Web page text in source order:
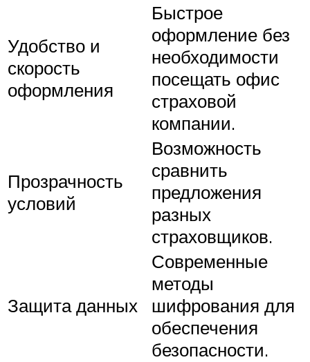
Удобство и
скорость
оформления
Быстрое
оформление без
необходимости
посещать офис
страховой
компании.
Прозрачность
условий
Возможность
сравнить
предложения
разных
страховщиков.
Защита данных
Современные
методы
шифрования для
обеспечения
безопасности.